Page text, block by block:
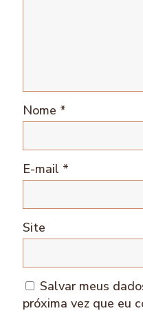
Nome *
E-mail *
Site
Salvar meus
próxima vez que eu